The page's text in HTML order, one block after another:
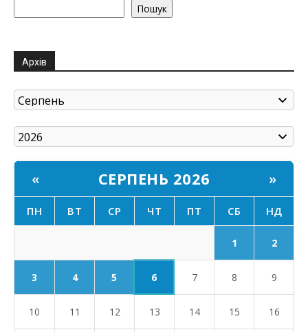
Пошук
Архів
« СЕРПЕНЬ 2026 »
ПН ВТ СР ЧТ ПТ СБ НД
1 2
3 4 5 6 7 8 9
10 11 12 13 14 15 16